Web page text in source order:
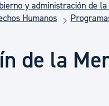
ciudadana y
y administración de
Humanos
de la